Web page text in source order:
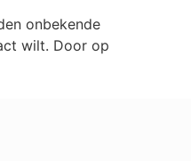
onbekende
wilt. Door op